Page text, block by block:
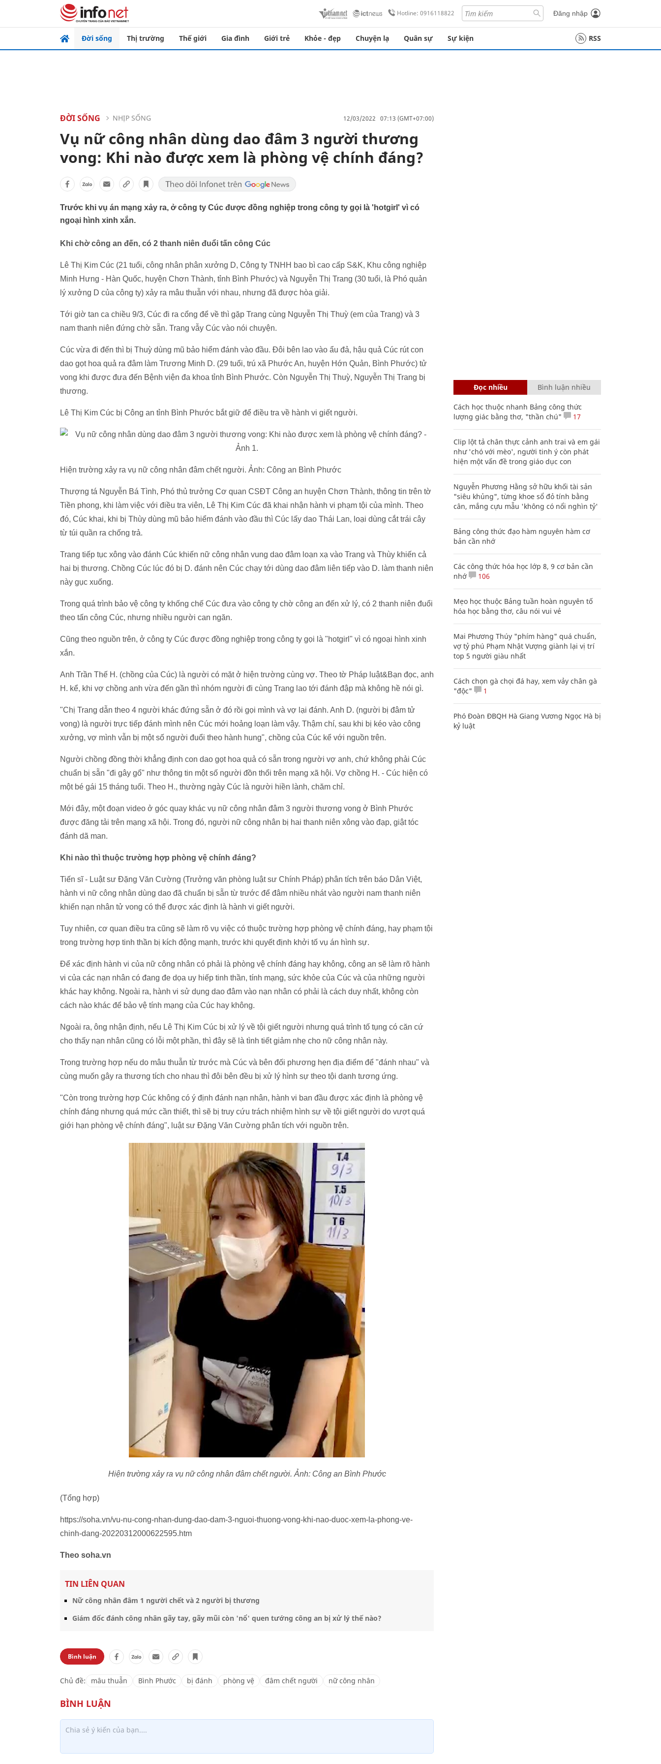
Hotline: 0916118822 Đăng nhập
Đời sống Thị trường Thế giới Gia đình Giới trẻ Khỏe - đẹp Chuyện lạ Quân sự Sự kiện RSS
ĐỜI SỐNG NHỊP SỐNG 12/03/2022 07:13 (GMT+07:00)
Vụ nữ công nhân dùng dao đâm 3 người thương
vong: Khi nào được xem là phòng vệ chính đáng?
Trước khi vụ án mạng xảy ra, ở công ty Cúc được đồng nghiệp trong công ty gọi là 'hotgirl' vì có
ngoại hình xinh xắn.
Khi chờ công an đến, có 2 thanh niên đuổi tấn công Cúc
Lê Thị Kim Cúc (21 tuổi, công nhân phân xưởng D, Công ty TNHH bao bì cao cấp S&K, Khu công nghiệp
Minh Hưng - Hàn Quốc, huyện Chơn Thành, tỉnh Bình Phước) và Nguyễn Thị Trang (30 tuổi, là Phó quản
lý xưởng D của công ty) xảy ra mâu thuẫn với nhau, nhưng đã được hòa giải.
Tới giờ tan ca chiều 9/3, Cúc đi ra cổng để về thì gặp Trang cùng Nguyễn Thị Thuỳ (em của Trang) và 3
nam thanh niên đứng chờ sẵn. Trang vẫy Cúc vào nói chuyện.
Cúc vừa đi đến thì bị Thuỳ dùng mũ bảo hiểm đánh vào đầu. Đôi bên lao vào ẩu đả, hậu quả Cúc rút con
dao gọt hoa quả ra đâm làm Trương Minh D. (29 tuổi, trú xã Phước An, huyện Hớn Quản, Bình Phước) tử
vong khi được đưa đến Bệnh viện đa khoa tỉnh Bình Phước. Còn Nguyễn Thị Thuỳ, Nguyễn Thị Trang bị
thương.
Lê Thị Kim Cúc bị Công an tỉnh Bình Phước bắt giữ để điều tra về hành vi giết người.
Hiện trường xảy ra vụ nữ công nhân đâm chết người. Ảnh: Công an Bình Phước
Thượng tá Nguyễn Bá Tình, Phó thủ trưởng Cơ quan CSĐT Công an huyện Chơn Thành, thông tin trên tờ
Tiền phong, khi làm việc với điều tra viên, Lê Thị Kim Cúc đã khai nhận hành vi phạm tội của mình. Theo
đó, Cúc khai, khi bị Thùy dùng mũ bảo hiểm đánh vào đầu thì Cúc lấy dao Thái Lan, loại dùng cắt trái cây
từ túi quần ra chống trả.
Trang tiếp tục xông vào đánh Cúc khiến nữ công nhân vung dao đâm loạn xạ vào Trang và Thùy khiến cả
hai bị thương. Chồng Cúc lúc đó bị D. đánh nên Cúc chạy tới dùng dao đâm liên tiếp vào D. làm thanh niên
này gục xuống.
Trong quá trình bảo vệ công ty khống chế Cúc đưa vào công ty chờ công an đến xử lý, có 2 thanh niên đuổi
theo tấn công Cúc, nhưng nhiều người can ngăn.
Cũng theo nguồn trên, ở công ty Cúc được đồng nghiệp trong công ty gọi là "hotgirl" vì có ngoại hình xinh
xắn.
Anh Trần Thế H. (chồng của Cúc) là người có mặt ở hiện trường cùng vợ. Theo tờ Pháp luật&Bạn đọc, anh
H. kể, khi vợ chồng anh vừa đến gần thì nhóm người đi cùng Trang lao tới đánh đập mà không hề nói gì.
"Chị Trang dẫn theo 4 người khác đứng sẵn ở đó rồi gọi mình và vợ lại đánh. Anh D. (người bị đâm tử
vong) là người trực tiếp đánh mình nên Cúc mới hoảng loạn làm vậy. Thậm chí, sau khi bị kéo vào công
xưởng, vợ mình vẫn bị một số người đuổi theo hành hung", chồng của Cúc kể với nguồn trên.
Người chồng đồng thời khẳng định con dao gọt hoa quả có sẵn trong người vợ anh, chứ không phải Cúc
chuẩn bị sẵn "đi gây gổ" như thông tin một số người đồn thổi trên mạng xã hội. Vợ chồng H. - Cúc hiện có
một bé gái 15 tháng tuổi. Theo H., thường ngày Cúc là người hiền lành, chăm chỉ.
Mới đây, một đoạn video ở góc quay khác vụ nữ công nhân đâm 3 người thương vong ở Bình Phước
được đăng tải trên mạng xã hội. Trong đó, người nữ công nhân bị hai thanh niên xông vào đạp, giật tóc
đánh dã man.
Khi nào thì thuộc trường hợp phòng vệ chính đáng?
Tiến sĩ - Luật sư Đặng Văn Cường (Trưởng văn phòng luật sư Chính Pháp) phân tích trên báo Dân Việt,
hành vi nữ công nhân dùng dao đã chuẩn bị sẵn từ trước để đâm nhiều nhát vào người nam thanh niên
khiến nạn nhân tử vong có thể được xác định là hành vi giết người.
Tuy nhiên, cơ quan điều tra cũng sẽ làm rõ vụ việc có thuộc trường hợp phòng vệ chính đáng, hay phạm tội
trong trường hợp tinh thần bị kích động mạnh, trước khi quyết định khởi tố vụ án hình sự.
Để xác định hành vi của nữ công nhân có phải là phòng vệ chính đáng hay không, công an sẽ làm rõ hành
vi của các nạn nhân có đang đe dọa uy hiếp tinh thần, tính mạng, sức khỏe của Cúc và của những người
khác hay không. Ngoài ra, hành vi sử dụng dao đâm vào nạn nhân có phải là cách duy nhất, không còn
cách nào khác để bảo vệ tính mạng của Cúc hay không.
Ngoài ra, ông nhận định, nếu Lê Thị Kim Cúc bị xử lý về tội giết người nhưng quá trình tố tụng có căn cứ
cho thấy nạn nhân cũng có lỗi một phần, thì đây sẽ là tình tiết giảm nhẹ cho nữ công nhân này.
Trong trường hợp nếu do mâu thuẫn từ trước mà Cúc và bên đối phương hẹn địa điểm để "đánh nhau" và
cùng muốn gây ra thương tích cho nhau thì đôi bên đều bị xử lý hình sự theo tội danh tương ứng.
"Còn trong trường hợp Cúc không có ý định đánh nạn nhân, hành vi ban đầu được xác định là phòng vệ
chính đáng nhưng quá mức cần thiết, thì sẽ bị truy cứu trách nhiệm hình sự về tội giết người do vượt quá
giới hạn phòng vệ chính đáng", luật sư Đặng Văn Cường phân tích với nguồn trên.
Hiện trường xảy ra vụ nữ công nhân đâm chết người. Ảnh: Công an Bình Phước
(Tổng hợp)
https://soha.vn/vu-nu-cong-nhan-dung-dao-dam-3-nguoi-thuong-vong-khi-nao-duoc-xem-la-phong-ve-
chinh-dang-20220312000622595.htm
Theo soha.vn
TIN LIÊN QUAN
Nữ công nhân đâm 1 người chết và 2 người bị thương
Giám đốc đánh công nhân gãy tay, gãy mũi còn 'nổ' quen tướng công an bị xử lý thế nào?
Bình luận
Chủ đề: mâu thuẫn Bình Phước bị đánh phòng vệ đâm chết người nữ công nhân
Đọc nhiều Bình luận nhiều
Cách học thuộc nhanh Bảng công thức
lượng giác bằng thơ, "thần chú"
17
Clip lột tả chân thực cảnh anh trai và em gái
như 'chó với mèo', người tinh ý còn phát
hiện một vấn đề trong giáo dục con
Nguyễn Phương Hằng sở hữu khối tài sản
"siêu khủng", từng khoe sổ đỏ tính bằng
cân, mắng cựu mẫu 'không có nổi nghìn tỷ'
Bảng công thức đạo hàm nguyên hàm cơ
bản cần nhớ
Các công thức hóa học lớp 8, 9 cơ bản cần
nhớ
106
Mẹo học thuộc Bảng tuần hoàn nguyên tố
hóa học bằng thơ, câu nói vui vẻ
Mai Phương Thúy "phím hàng" quá chuẩn,
vợ tỷ phú Phạm Nhật Vượng giành lại vị trí
top 5 người giàu nhất
Cách chọn gà chọi đá hay, xem vảy chân gà
"độc"
1
Phó Đoàn ĐBQH Hà Giang Vương Ngọc Hà bị
kỷ luật